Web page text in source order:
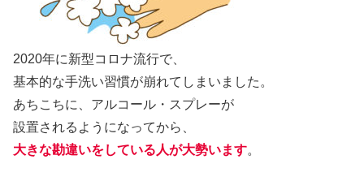
2020年に新型コロナ流行で、
基本的な手洗い習慣が崩れてしまいました。
あちこちに、アルコール・スプレーが
設置されるようになってから、
大きな勘違いをしている人が大勢います。